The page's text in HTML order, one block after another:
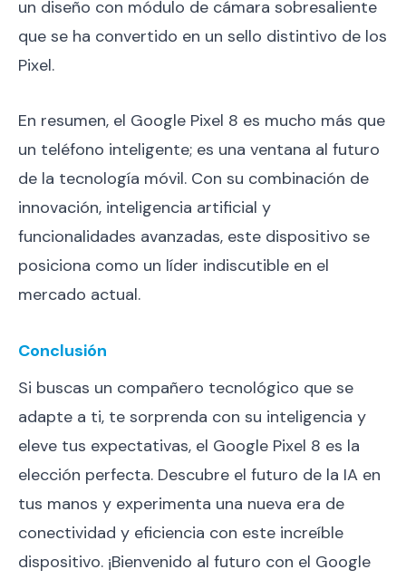
un diseño con módulo de cámara sobresaliente
que se ha convertido en un sello distintivo de los
Pixel.
En resumen, el Google Pixel 8 es mucho más que
un teléfono inteligente; es una ventana al futuro
de la tecnología móvil. Con su combinación de
innovación, inteligencia artificial y
funcionalidades avanzadas, este dispositivo se
posiciona como un líder indiscutible en el
mercado actual.
Conclusión
Si buscas un compañero tecnológico que se
adapte a ti, te sorprenda con su inteligencia y
eleve tus expectativas, el Google Pixel 8 es la
elección perfecta. Descubre el futuro de la IA en
tus manos y experimenta una nueva era de
conectividad y eficiencia con este increíble
dispositivo. ¡Bienvenido al futuro con el Google